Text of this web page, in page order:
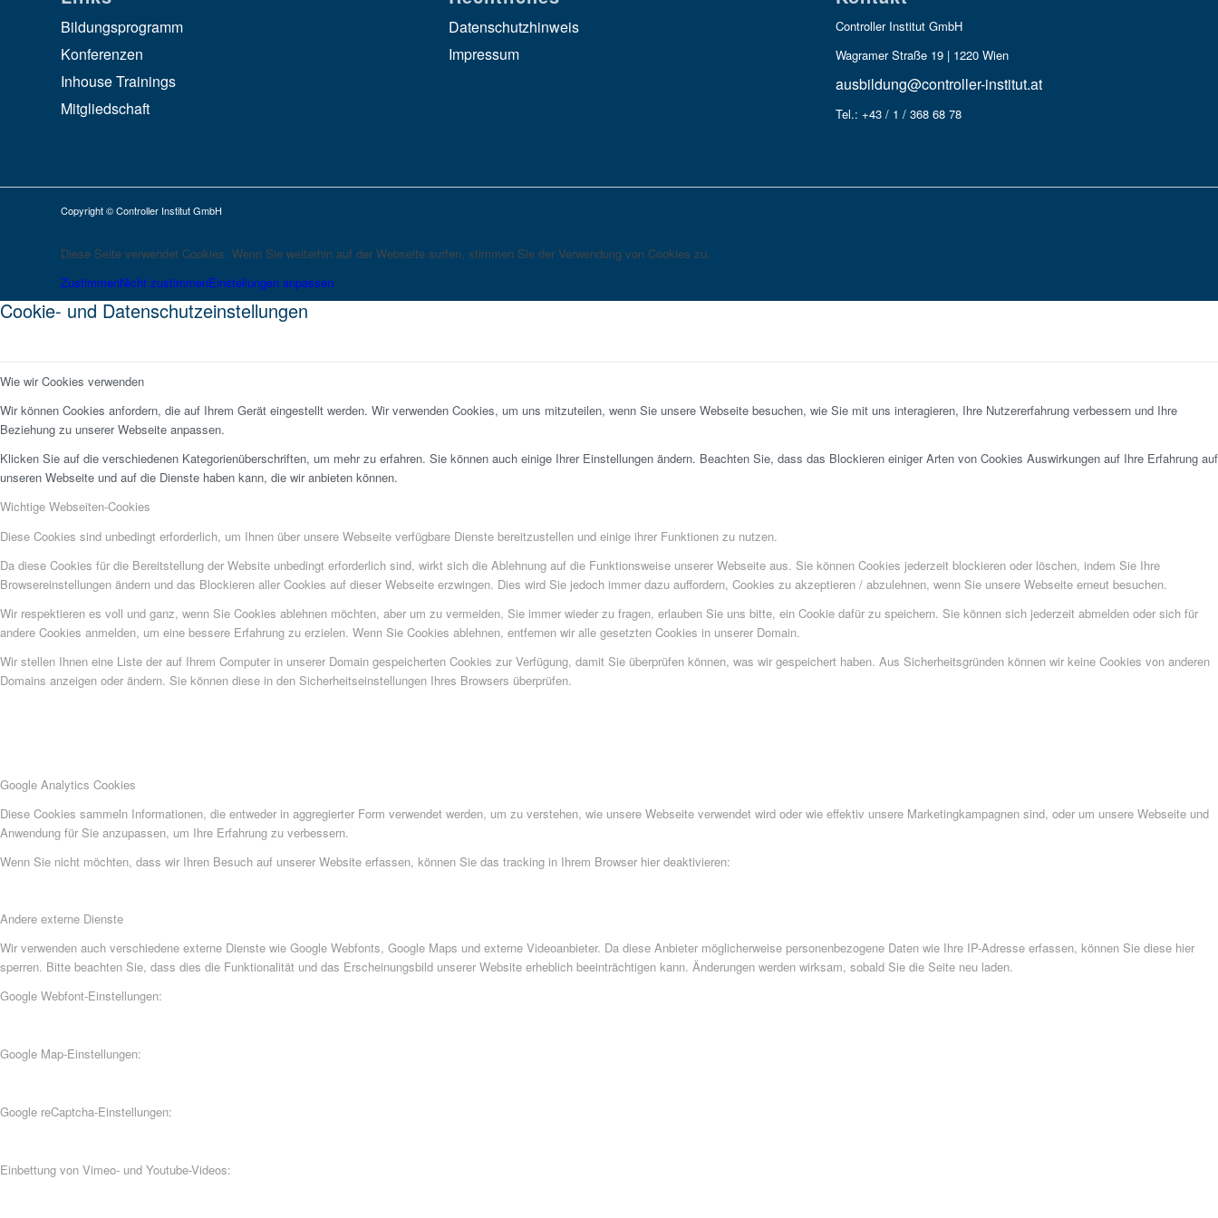
Bildungsprogramm
Konferenzen
Inhouse Trainings
Mitgliedschaft
Datenschutzhinweis
Impressum
Controller Institut GmbH
Wagramer Straße 19 | 1220 Wien
ausbildung@controller-institut.at
Tel.: +43 / 1 / 368 68 78
Copyright © Controller Institut GmbH
Diese Seite verwendet Cookies. Wenn Sie weiterhin auf der Webseite surfen, stimmen Sie der Verwendung von Cookies zu.
ZustimmenNicht zustimmenEinstellungen anpassen
Cookie- und Datenschutzeinstellungen
Wie wir Cookies verwenden
Wir können Cookies anfordern, die auf Ihrem Gerät eingestellt werden. Wir verwenden Cookies, um uns mitzuteilen, wenn Sie unsere Webseite besuchen, wie Sie mit uns interagieren, Ihre Nutzererfahrung verbessern und Ihre
Beziehung zu unserer Webseite anpassen.
Klicken Sie auf die verschiedenen Kategorienüberschriften, um mehr zu erfahren. Sie können auch einige Ihrer Einstellungen ändern. Beachten Sie, dass das Blockieren einiger Arten von Cookies Auswirkungen auf Ihre Erfahrung auf
unseren Webseite und auf die Dienste haben kann, die wir anbieten können.
Wichtige Webseiten-Cookies
Diese Cookies sind unbedingt erforderlich, um Ihnen über unsere Webseite verfügbare Dienste bereitzustellen und einige ihrer Funktionen zu nutzen.
Da diese Cookies für die Bereitstellung der Website unbedingt erforderlich sind, wirkt sich die Ablehnung auf die Funktionsweise unserer Webseite aus. Sie können Cookies jederzeit blockieren oder löschen, indem Sie Ihre
Browsereinstellungen ändern und das Blockieren aller Cookies auf dieser Webseite erzwingen. Dies wird Sie jedoch immer dazu auffordern, Cookies zu akzeptieren / abzulehnen, wenn Sie unsere Webseite erneut besuchen.
Wir respektieren es voll und ganz, wenn Sie Cookies ablehnen möchten, aber um zu vermeiden, Sie immer wieder zu fragen, erlauben Sie uns bitte, ein Cookie dafür zu speichern. Sie können sich jederzeit abmelden oder sich für
andere Cookies anmelden, um eine bessere Erfahrung zu erzielen. Wenn Sie Cookies ablehnen, entfernen wir alle gesetzten Cookies in unserer Domain.
Wir stellen Ihnen eine Liste der auf Ihrem Computer in unserer Domain gespeicherten Cookies zur Verfügung, damit Sie überprüfen können, was wir gespeichert haben. Aus Sicherheitsgründen können wir keine Cookies von anderen
Domains anzeigen oder ändern. Sie können diese in den Sicherheitseinstellungen Ihres Browsers überprüfen.
Google Analytics Cookies
Diese Cookies sammeln Informationen, die entweder in aggregierter Form verwendet werden, um zu verstehen, wie unsere Webseite verwendet wird oder wie effektiv unsere Marketingkampagnen sind, oder um unsere Webseite und
Anwendung für Sie anzupassen, um Ihre Erfahrung zu verbessern.
Wenn Sie nicht möchten, dass wir Ihren Besuch auf unserer Website erfassen, können Sie das tracking in Ihrem Browser hier deaktivieren:
Andere externe Dienste
Wir verwenden auch verschiedene externe Dienste wie Google Webfonts, Google Maps und externe Videoanbieter. Da diese Anbieter möglicherweise personenbezogene Daten wie Ihre IP-Adresse erfassen, können Sie diese hier
sperren. Bitte beachten Sie, dass dies die Funktionalität und das Erscheinungsbild unserer Website erheblich beeinträchtigen kann. Änderungen werden wirksam, sobald Sie die Seite neu laden.
Google Webfont-Einstellungen:
Google Map-Einstellungen:
Google reCaptcha-Einstellungen:
Einbettung von Vimeo- und Youtube-Videos: